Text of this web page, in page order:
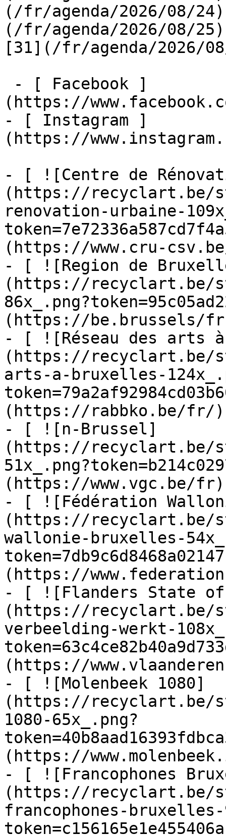
(/fr/agenda/2026/08/
(/fr/agenda/2026/08/
[31](/fr/agenda/
(https://
- [ Instagram ]
(https://
- [ ![Centre de
(https://recyclart.be/
renovation-urbaine-
(https://www.cru-
- [ ![Region de
(https://recyclart.be/
(https://be.brussels/
- [ ![Réseau des arts
(https://recyclart.be/
arts-a-bruxelles-
(https://rabbko.be/fr/)
- [ ![n-Brussel]
(https://recyclart.be/
(https://www.vgc.be/fr)
- [ ![Fédération
(https://recyclart.be/
wallonie-bruxelles-
(https://
- [ ![Flanders State
(https://recyclart.be/
verbeelding-werkt-
(https://
- [ ![Molenbeek 1080]
(https://recyclart.be/
1080-65x_.png?
(https://
- [ ![Francophones
(https://recyclart.be/
francophones-bruxelles-